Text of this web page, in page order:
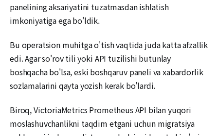
panelining aksariyatini tuzatmasdan ishlatish
imkoniyatiga ega bo'ldik.
Bu operatsion muhitga o'tish vaqtida juda katta afzallik
edi. Agar so'rov tili yoki API tuzilishi butunlay
boshqacha bo'lsa, eski boshqaruv paneli va xabardorlik
sozlamalarini qayta yozish kerak bo'lardi.
Biroq, VictoriaMetrics Prometheus API bilan yuqori
moslashuvchanlikni taqdim etgani uchun migratsiya